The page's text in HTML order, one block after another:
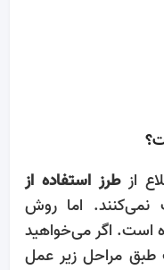
ازطرز استفاده از
نمی‌کنند. اما روش
است. اگر می‌خواهید
طبق مراحل زیر عمل